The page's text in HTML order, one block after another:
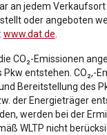
an jedem Verkaufsort
oder angeboten
www.dat.de.
CO₂-Emissionen
entstehen. CO₂,-
Bereitstellung des
der Energieträger
werden bei der
WLTP nicht